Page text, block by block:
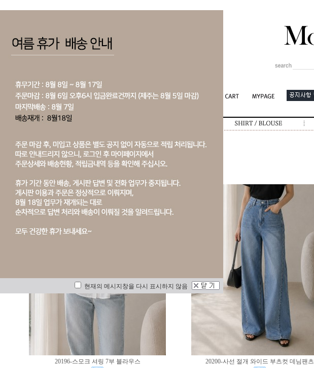
20196-스모크 셔링 7부 블라우스 20200-사선 절개 와이드 부츠컷 데님팬츠
현재의 메시지창을 다시 표시하지 않음